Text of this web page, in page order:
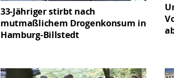
33-Jähriger stirbt nach
mutmaßlichem Drogenkonsum in
Hamburg-Billstedt